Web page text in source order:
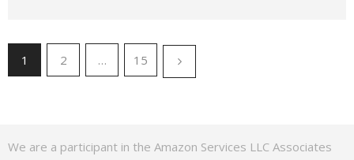
1 2 … 15
We are a participant in the Amazon Services LLC Associates